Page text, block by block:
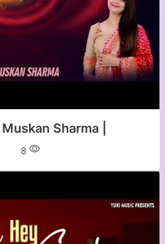
Muskan Sharma |
8